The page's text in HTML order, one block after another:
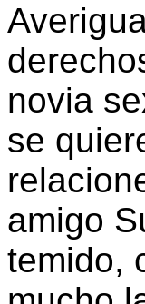
novia
se
amigo
temido,